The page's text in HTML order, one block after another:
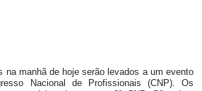
na manhã de hoje serão levados a um evento
Nacional de Profissionais (CNP). Os